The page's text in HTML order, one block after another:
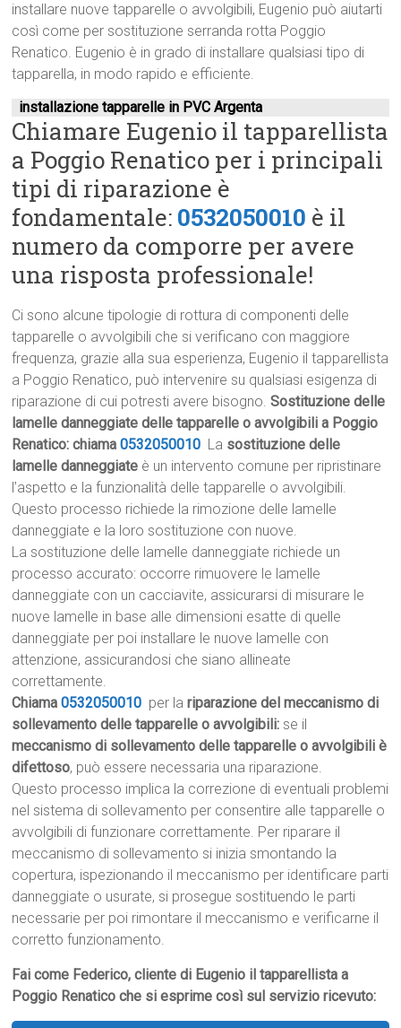
installare nuove tapparelle o avvolgibili, Eugenio può aiutarti
così come per sostituzione serranda rotta Poggio
Renatico. Eugenio è in grado di installare qualsiasi tipo di
tapparella, in modo rapido e efficiente.
installazione tapparelle in PVC Argenta
Chiamare Eugenio il tapparellista
a Poggio Renatico per i principali
tipi di riparazione è
fondamentale: 0532050010 è il
numero da comporre per avere
una risposta professionale!
Ci sono alcune tipologie di rottura di componenti delle
tapparelle o avvolgibili che si verificano con maggiore
frequenza, grazie alla sua esperienza, Eugenio il tapparellista
a Poggio Renatico, può intervenire su qualsiasi esigenza di
riparazione di cui potresti avere bisogno.Sostituzione delle
lamelle danneggiate delle tapparelle o avvolgibili a Poggio
Renatico: chiama0532050010 La sostituzione delle
lamelle danneggiate è un intervento comune per ripristinare
l’aspetto e la funzionalità delle tapparelle o avvolgibili.
Questo processo richiede la rimozione delle lamelle
danneggiate e la loro sostituzione con nuove.
La sostituzione delle lamelle danneggiate richiede un
processo accurato: occorre rimuovere le lamelle
danneggiate con un cacciavite, assicurarsi di misurare le
nuove lamelle in base alle dimensioni esatte di quelle
danneggiate per poi installare le nuove lamelle con
attenzione, assicurandosi che siano allineate
correttamente.
Chiama0532050010 per lariparazione del meccanismo di
sollevamento delle tapparelle o avvolgibili: se il
meccanismo di sollevamento delle tapparelle o avvolgibili è
difettoso, può essere necessaria una riparazione.
Questo processo implica la correzione di eventuali problemi
nel sistema di sollevamento per consentire alle tapparelle o
avvolgibili di funzionare correttamente. Per riparare il
meccanismo di sollevamento si inizia smontando la
copertura, ispezionando il meccanismo per identificare parti
danneggiate o usurate, si prosegue sostituendo le parti
necessarie per poi rimontare il meccanismo e verificarne il
corretto funzionamento.
Fai come Federico, cliente di Eugenio il tapparellista a
Poggio Renatico che si esprime così sul servizio ricevuto: